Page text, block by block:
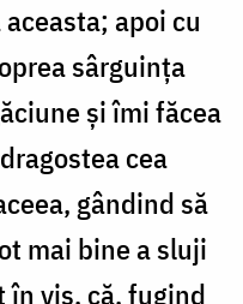
apoi cu
sârguința
și îmi făcea
cea
gândind să
mai bine a sluji
în vis, că, fugind